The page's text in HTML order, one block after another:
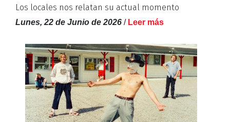
Los locales nos relatan su actual momento
Lunes, 22 de Junio de 2026 / Leer más